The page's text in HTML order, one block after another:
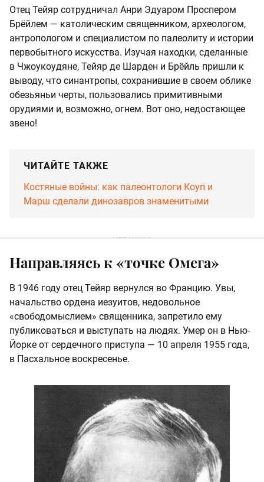
Отец Тейяр сотрудничал Анри Эдуаром Проспером
Брёйлем — католическим священником, археологом,
антропологом и специалистом по палеолиту и истории
первобытного искусства. Изучая находки, сделанные
в Чжоукоудяне, Тейяр де Шарден и Брёйль пришли к
выводу, что синантропы, сохранившие в своем облике
обезьяньи черты, пользовались примитивными
орудиями и, возможно, огнем. Вот оно, недостающее
звено!
ЧИТАЙТЕ ТАКЖЕ
Костяные войны: как палеонтологи Коуп и
Марш сделали динозавров знаменитыми
Направляясь к «точке Омега»
В 1946 году отец Тейяр вернулся во Францию. Увы,
начальство ордена иезуитов, недовольное
«свободомыслием» священника, запретило ему
публиковаться и выступать на людях. Умер он в Нью-
Йорке от сердечного приступа — 10 апреля 1955 года,
в Пасхальное воскресенье.